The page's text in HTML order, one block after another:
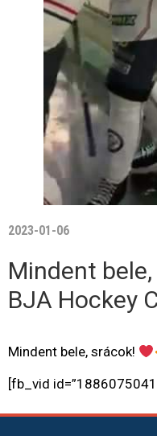
2023-01-06
Mindent
BJA Hockey
Mindent bele, srácok!
[fb_vid